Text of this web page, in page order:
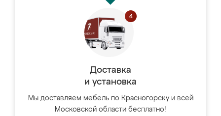
Доставка
и установка
Мы доставляем мебель по Красногорску и всей
Московской области бесплатно!